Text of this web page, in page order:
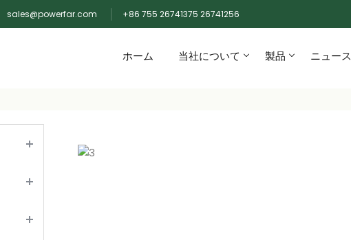
sales@powerfar.com +86 755 26741375 26741256
ホーム 当社について 製品 ニュース